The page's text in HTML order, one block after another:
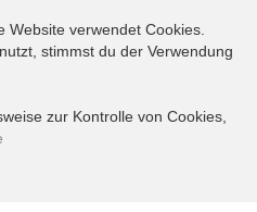
Website verwendet Cookies.
stimmst du der Verwendung
zur Kontrolle von Cookies,